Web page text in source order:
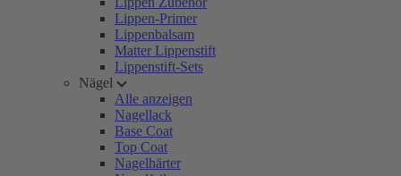
Lippen-Primer
Lippenbalsam
Matter Lippenstift
Lippenstift-Sets
Nägel
Alle anzeigen
Nagellack
Base Coat
Top Coat
Nagelhärter